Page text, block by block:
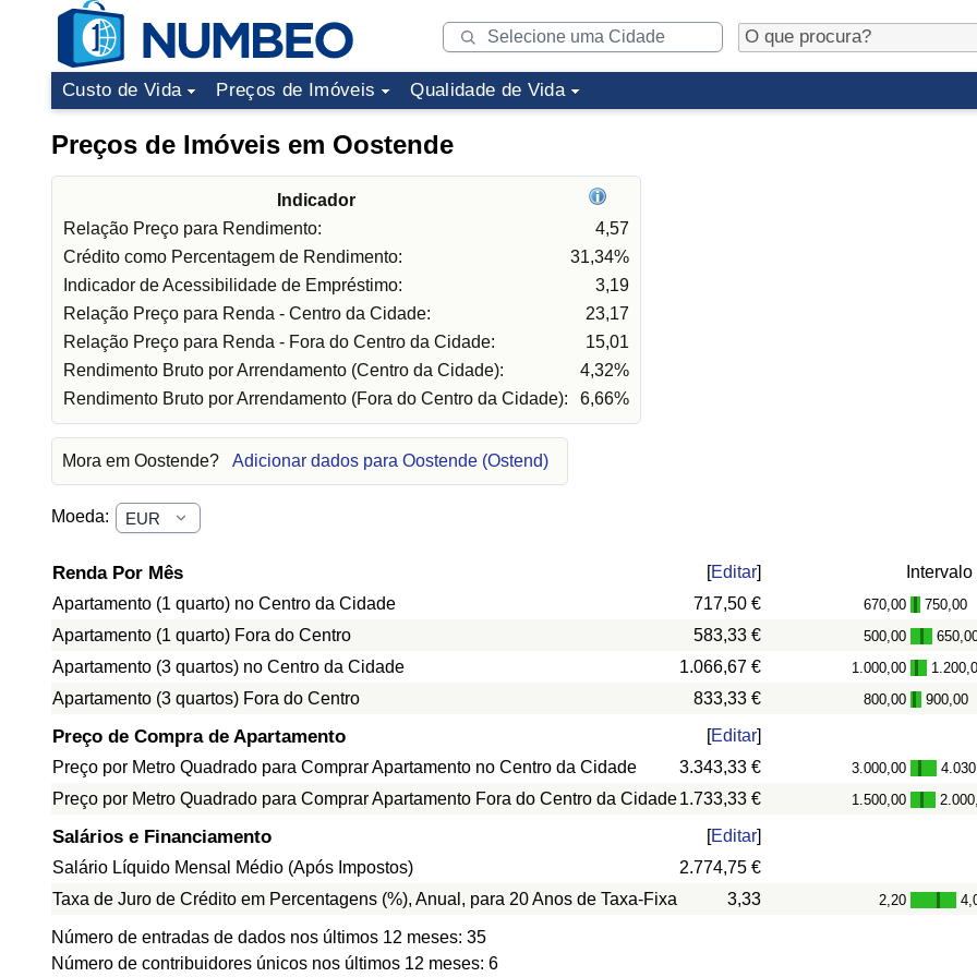
Custo de Vida Preços de Imóveis Qualidade de Vida
Preços de Imóveis em Oostende
Indicador
Relação Preço para Rendimento:
4,57
Crédito como Percentagem de Rendimento:
31,34%
Indicador de Acessibilidade de Empréstimo:
3,19
Relação Preço para Renda - Centro da Cidade:
23,17
Relação Preço para Renda - Fora do Centro da Cidade:
15,01
Rendimento Bruto por Arrendamento (Centro da Cidade):
4,32%
Rendimento Bruto por Arrendamento (Fora do Centro da Cidade):
6,66%
Mora em Oostende? Adicionar dados para Oostende (Ostend)
Moeda:
Renda Por Mês [Editar]
Intervalo
Apartamento (1 quarto) no Centro da Cidade
717,50 € 670,00 - 750,00
Apartamento (1 quarto) Fora do Centro 583,33 € 500,00 -
Apartamento (3 quartos) no Centro da Cidade 1.066,67 € 1.000,00 -
Apartamento (3 quartos) Fora do Centro 833,33 € 800,00 - 900,00
Preço de Compra de Apartamento [Editar]
Preço por Metro Quadrado para Comprar Apartamento no Centro da Cidade
3.343,33 € 3.000,00 -
Preço por Metro Quadrado para Comprar Apartamento Fora do Centro da Cidade1.733,33 € 1.500,00 -
Salários e Financiamento [Editar]
Salário Líquido Mensal Médio (Após Impostos)
2.774,75 €
Taxa de Juro de Crédito em Percentagens (%), Anual, para 20 Anos de Taxa-Fixa
3,33 2,20 -
Número de entradas de dados nos últimos 12 meses: 35
Número de contribuidores únicos nos últimos 12 meses: 6